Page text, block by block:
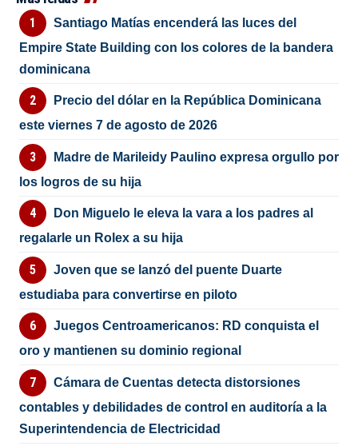
Santiago Matías encenderá las luces del
Empire State Building con los colores de la bandera
dominicana
Precio del dólar en la República Dominicana
este viernes 7 de agosto de 2026
Madre de Marileidy Paulino expresa orgullo por
los logros de su hija
Don Miguelo le eleva la vara a los padres al
regalarle un Rolex a su hija
Joven que se lanzó del puente Duarte
estudiaba para convertirse en piloto
Juegos Centroamericanos: RD conquista el
oro y mantienen su dominio regional
Cámara de Cuentas detecta distorsiones
contables y debilidades de control en auditoría a la
Superintendencia de Electricidad